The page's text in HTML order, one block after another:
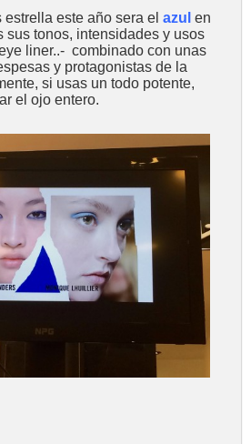
estrella este año sera elazul en
sus tonos, intensidades y usos
liner..- combinado con unas
y protagonistas de la
si usas un todo potente,
el ojo entero.